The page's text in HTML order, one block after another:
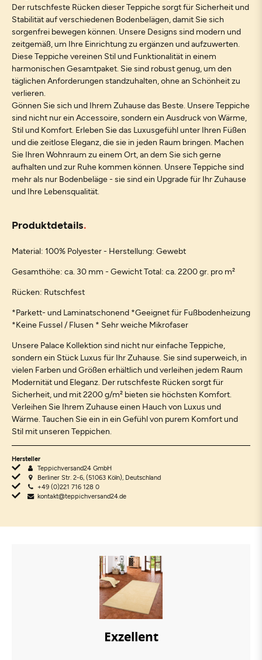
Der rutschfeste Rücken dieser Teppiche sorgt für Sicherheit und
Stabilität auf verschiedenen Bodenbelägen, damit Sie sich
sorgenfrei bewegen können. Unsere Designs sind modern und
zeitgemäß, um Ihre Einrichtung zu ergänzen und aufzuwerten.
Diese Teppiche vereinen Stil und Funktionalität in einem
harmonischen Gesamtpaket. Sie sind robust genug, um den
täglichen Anforderungen standzuhalten, ohne an Schönheit zu
verlieren.
Gönnen Sie sich und Ihrem Zuhause das Beste. Unsere Teppiche
sind nicht nur ein Accessoire, sondern ein Ausdruck von Wärme,
Stil und Komfort. Erleben Sie das Luxusgefühl unter Ihren Füßen
und die zeitlose Eleganz, die sie in jeden Raum bringen. Machen
Sie Ihren Wohnraum zu einem Ort, an dem Sie sich gerne
aufhalten und zur Ruhe kommen können. Unsere Teppiche sind
mehr als nur Bodenbeläge - sie sind ein Upgrade für Ihr Zuhause
und Ihre Lebensqualität.
Produktdetails
Material: 100% Polyester - Herstellung: Gewebt
Gesamthöhe: ca. 30 mm - Gewicht Total: ca. 2200 gr. pro m²
Rücken: Rutschfest
*Parkett- und Laminatschonend *Geeignet für Fußbodenheizung
*Keine Fussel / Flusen * Sehr weiche Mikrofaser
Unsere Palace Kollektion sind nicht nur einfache Teppiche,
sondern ein Stück Luxus für Ihr Zuhause. Sie sind superweich, in
vielen Farben und Größen erhältlich und verleihen jedem Raum
Modernität und Eleganz. Der rutschfeste Rücken sorgt für
Sicherheit, und mit 2200 g/m² bieten sie höchsten Komfort.
Verleihen Sie Ihrem Zuhause einen Hauch von Luxus und
Wärme. Tauchen Sie ein in ein Gefühl von purem Komfort und
Stil mit unseren Teppichen.
Hersteller
Teppichversand24 GmbH
Berliner Str. 2-6, (51063 Köln), Deutschland
+49 (0)221 716 128 0
kontakt@teppichversand24.de
Exzellent